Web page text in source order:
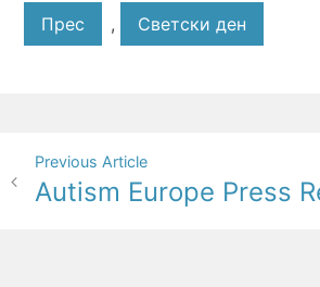
Прес , Светски ден
Post
navigation
Previous Article
Autism Europe Press